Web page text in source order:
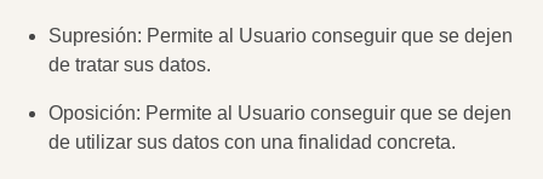
Supresión: Permite al Usuario conseguir que se dejen
de tratar sus datos.
Oposición: Permite al Usuario conseguir que se dejen
de utilizar sus datos con una finalidad concreta.